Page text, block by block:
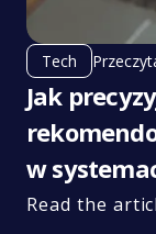
Tech
Jak
w
Read the